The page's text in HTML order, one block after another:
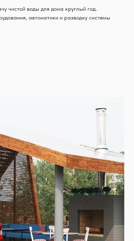
чистой воды для дома круглый год.
автоматики и разводку системы